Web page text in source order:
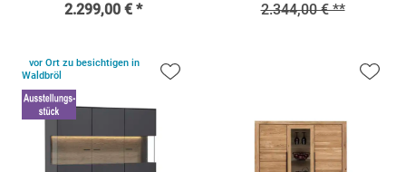
2.299,00 € *
2.344,00 € **
vor Ort zu besichtigen in
Waldbröl